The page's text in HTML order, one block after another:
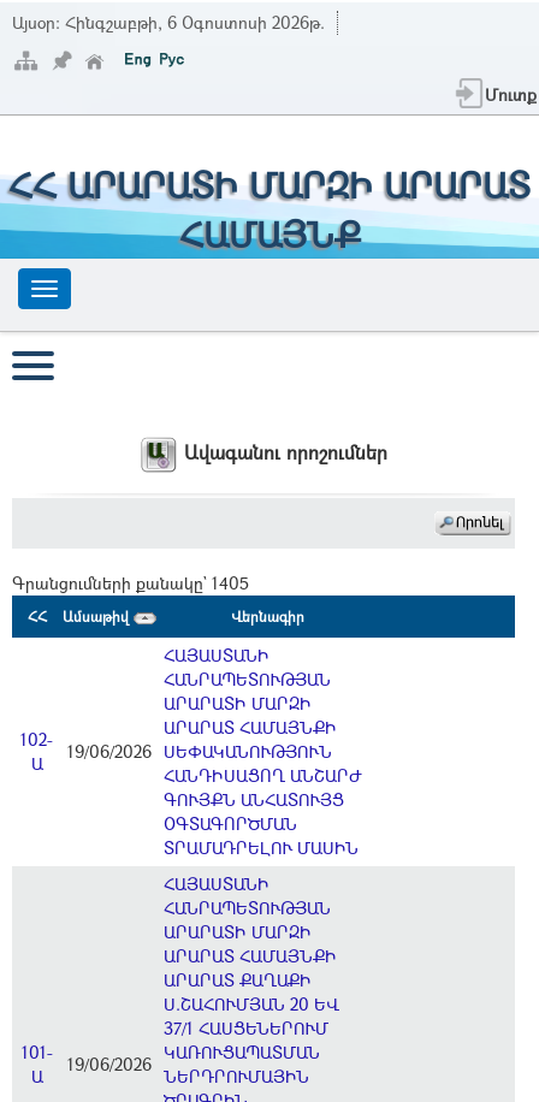
Այսօր: Հինգշաբթի, 6 Օգոստոսի 2026թ.
Մուտք
ՀՀ ԱՐԱՐԱՏԻ ՄԱՐԶԻ ԱՐԱՐԱՏ
ՀԱՄԱՅՆՔ
Ավագանու որոշումներ
Գրանցումների քանակը` 1405
ՀՀ Ամսաթիվ Վերնագիր
102-
Ա
19/06/2026
ՀԱՅԱՍՏԱՆԻ
ՀԱՆՐԱՊԵՏՈՒԹՅԱՆ
ԱՐԱՐԱՏԻ ՄԱՐԶԻ
ԱՐԱՐԱՏ ՀԱՄԱՅՆՔԻ
ՍԵՓԱԿԱՆՈՒԹՅՈՒՆ
ՀԱՆԴԻՍԱՑՈՂ ԱՆՇԱՐԺ
ԳՈՒՅՔՆ ԱՆՀԱՏՈՒՅՑ
ՕԳՏԱԳՈՐԾՄԱՆ
ՏՐԱՄԱԴՐԵԼՈՒ ՄԱՍԻՆ
101-
Ա
19/06/2026
ՀԱՅԱՍՏԱՆԻ
ՀԱՆՐԱՊԵՏՈՒԹՅԱՆ
ԱՐԱՐԱՏԻ ՄԱՐԶԻ
ԱՐԱՐԱՏ ՀԱՄԱՅՆՔԻ
ԱՐԱՐԱՏ ՔԱՂԱՔԻ
Ս.ՇԱՀՈՒՄՅԱՆ 20 ԵՎ
37/1 ՀԱՍՑԵՆԵՐՈՒՄ
ԿԱՌՈՒՑԱՊԱՏՄԱՆ
ՆԵՐԴՐՈՒՄԱՅԻՆ